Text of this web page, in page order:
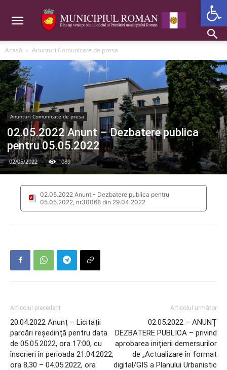
Acasă Anunturi Comunicate de presa
Anunturi Comunicate de presa
02.05.2022 Anunt – Dezbatere publica
pentru 05.05.2022
02/05/2022 1089
02.05.2022 Anunt - Dezbatere publica pentru
05.05.2022, nr30068 din 29.04.2022
Articolul precedent
20.04.2022 Anunț – Licitații
parcări reședință pentru data
de 05.05.2022, ora 17:00, cu
înscrieri în perioada 21.04.2022,
ora 8,30 – 04.05.2022, ora
Articolul următor
02.05.2022 – ANUNȚ
DEZBATERE PUBLICA – privind
aprobarea iniţierii demersurilor
de „Actualizare în format
digital/GIS a Planului Urbanistic